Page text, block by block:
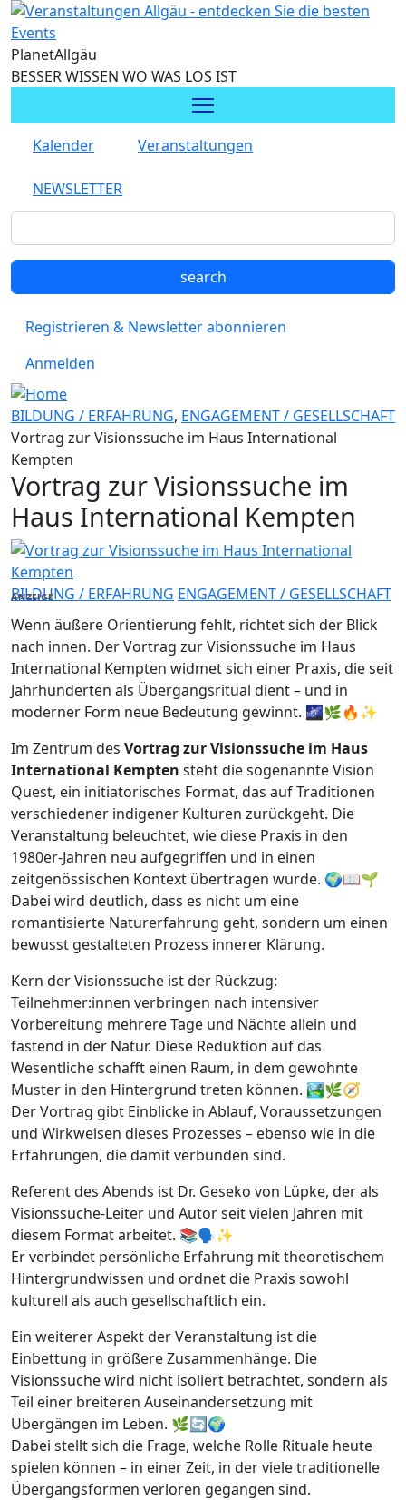
Direkt zum Inhalt
PlanetAllgäu
BESSER WISSEN WO WAS LOS IST
Kalender Veranstaltungen
NEWSLETTER
Registrieren & Newsletter abonnieren
Anmelden
BILDUNG / ERFAHRUNG, ENGAGEMENT / GESELLSCHAFT
Vortrag zur Visionssuche im Haus International
Kempten
Vortrag zur Visionssuche im
Haus International Kempten
BILDUNG / ERFAHRUNG ENGAGEMENT / GESELLSCHAFT
ANZEIGE
Wenn äußere Orientierung fehlt, richtet sich der Blick
nach innen. Der Vortrag zur Visionssuche im Haus
International Kempten widmet sich einer Praxis, die seit
Jahrhunderten als Übergangsritual dient – und in
moderner Form neue Bedeutung gewinnt. 🌌🌿🔥✨
Im Zentrum des Vortrag zur Visionssuche im Haus
International Kempten steht die sogenannte Vision
Quest, ein initiatorisches Format, das auf Traditionen
verschiedener indigener Kulturen zurückgeht. Die
Veranstaltung beleuchtet, wie diese Praxis in den
1980er-Jahren neu aufgegriffen und in einen
zeitgenössischen Kontext übertragen wurde. 🌍📖🌱
Dabei wird deutlich, dass es nicht um eine
romantisierte Naturerfahrung geht, sondern um einen
bewusst gestalteten Prozess innerer Klärung.
Kern der Visionssuche ist der Rückzug:
Teilnehmer:innen verbringen nach intensiver
Vorbereitung mehrere Tage und Nächte allein und
fastend in der Natur. Diese Reduktion auf das
Wesentliche schafft einen Raum, in dem gewohnte
Muster in den Hintergrund treten können. 🏞️🌿🧭
Der Vortrag gibt Einblicke in Ablauf, Voraussetzungen
und Wirkweisen dieses Prozesses – ebenso wie in die
Erfahrungen, die damit verbunden sind.
Referent des Abends ist Dr. Geseko von Lüpke, der als
Visionssuche-Leiter und Autor seit vielen Jahren mit
diesem Format arbeitet. 📚🗣️✨
Er verbindet persönliche Erfahrung mit theoretischem
Hintergrundwissen und ordnet die Praxis sowohl
kulturell als auch gesellschaftlich ein.
Ein weiterer Aspekt der Veranstaltung ist die
Einbettung in größere Zusammenhänge. Die
Visionssuche wird nicht isoliert betrachtet, sondern als
Teil einer breiteren Auseinandersetzung mit
Übergängen im Leben. 🌿🔄🌍
Dabei stellt sich die Frage, welche Rolle Rituale heute
spielen können – in einer Zeit, in der viele traditionelle
Übergangsformen verloren gegangen sind.